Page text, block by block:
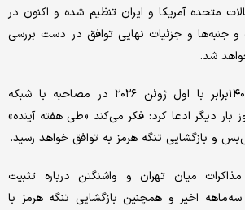
متحده آمریکا و ایران تنظیم شده و اکنون در
جنبه‌ها و جزئیات نهایی توافق در دست بررسی
شد.
ترامپ ۱۱ خرداد ماه ۱۴۰۵برابر با اول ژوئن ۲۰۲۶ در مصاحبه با شبکه
بار دیگر ادعا کرد: فکر می‌کند «طی هفته آینده»
و بازگشایی تنگه هرمز به توافق خواهد رسید.
مذاکرات میان تهران و واشنگتن درباره تثبیت
اخیر و همچنین بازگشایی تنگه هرمز با